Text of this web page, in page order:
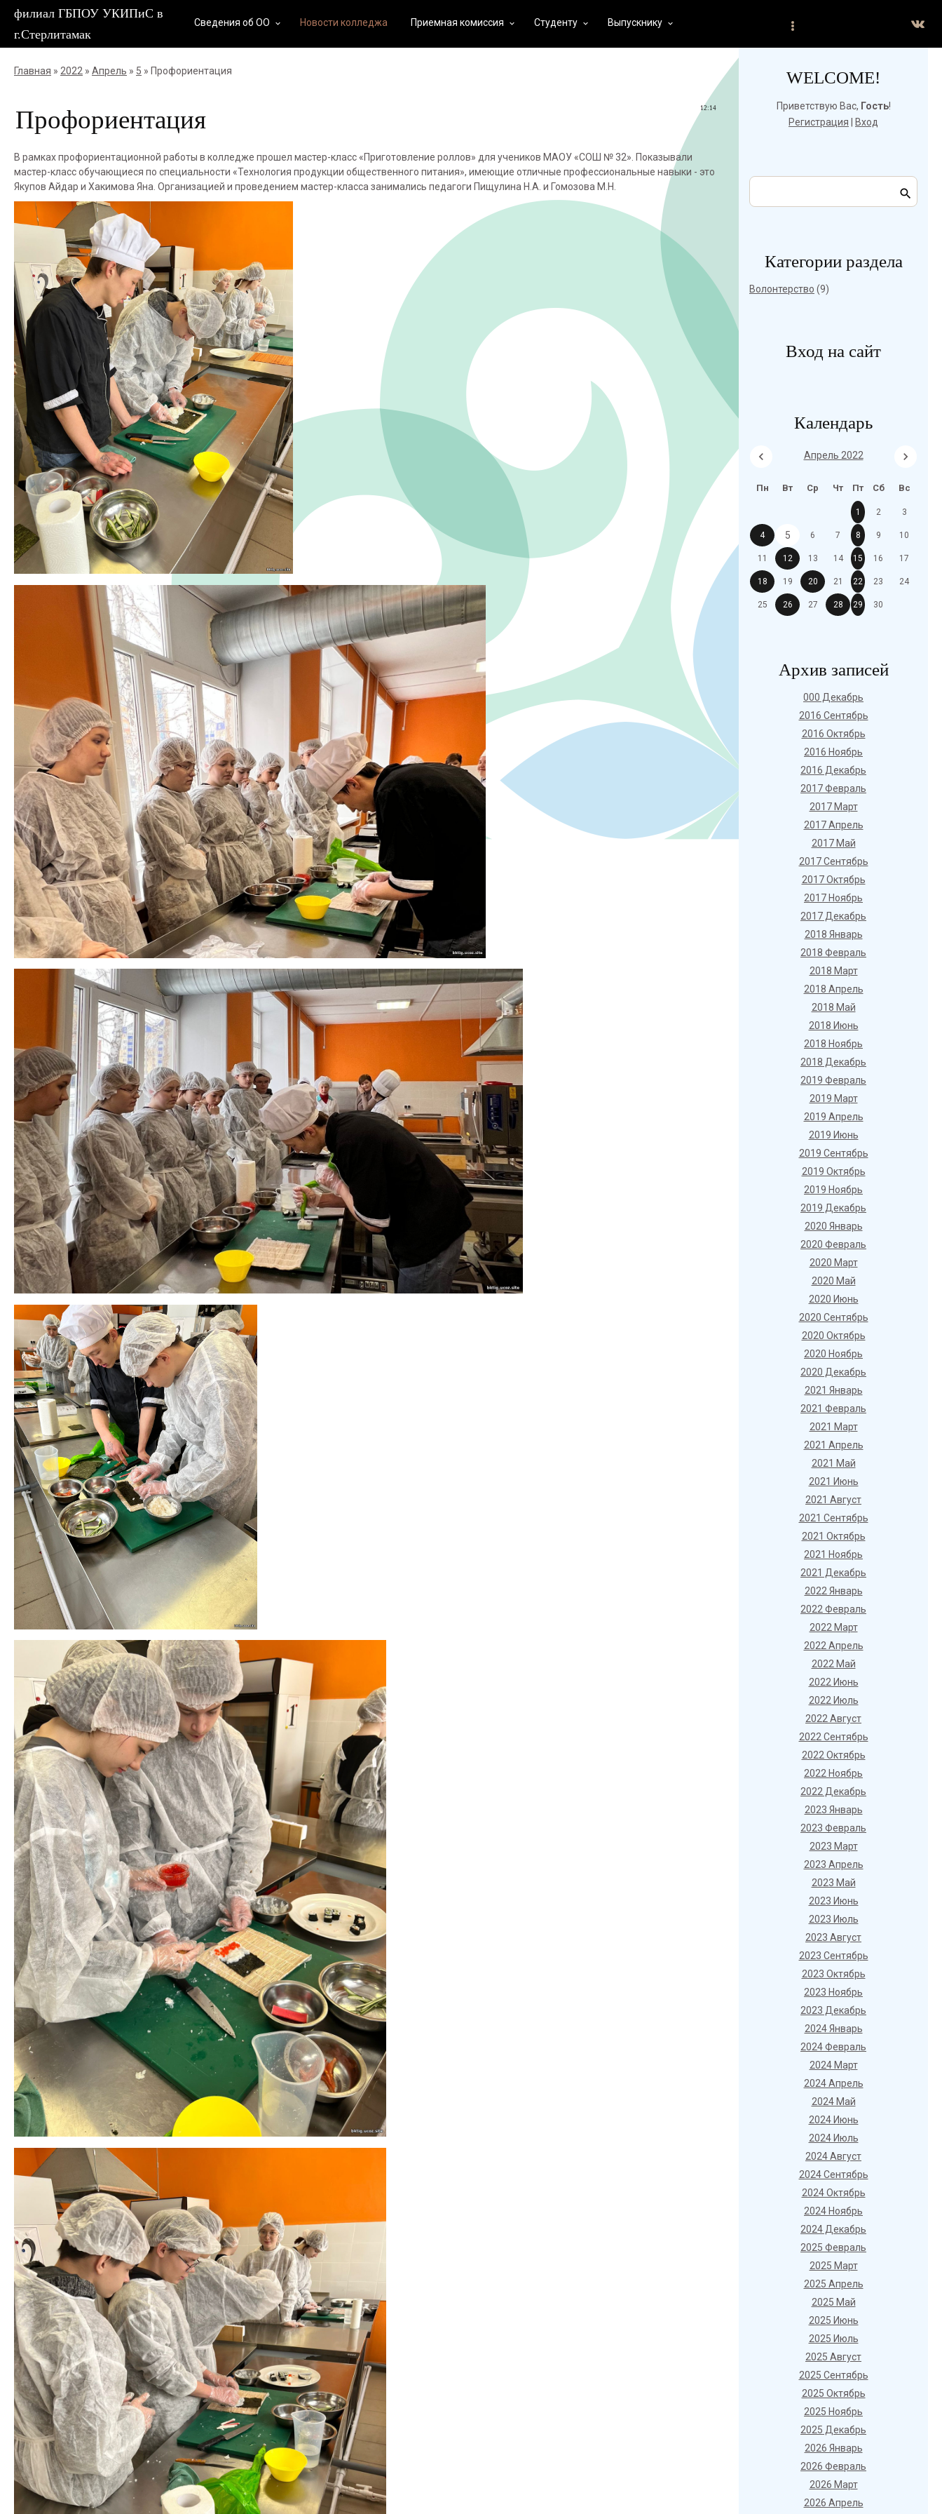
филиал ГБПОУ УКИПиС в
г.Стерлитамак
Сведения об ОО keyboard_arrow_down Новости колледжа Приемная комиссия keyboard_arrow_down Студенту keyboard_arrow_down Выпускнику keyboard_arrow_down
Главная » 2022 » Апрель » 5 » Профориентация
12:14
Профориентация
В рамках профориентационной работы в колледже прошел мастер-класс «Приготовление роллов» для учеников МАОУ «СОШ № 32». Показывали
мастер-класс обучающиеся по специальности «Технология продукции общественного питания», имеющие отличные профессиональные навыки - это
Якупов Айдар и Хакимова Яна. Организацией и проведением мастер-класса занимались педагоги Пищулина Н.А. и Гомозова М.Н.
WELCOME!
Приветствую Вас, Гость!
Регистрация
Вход
Категории раздела
Волонтерство (9)
Вход на сайт
Календарь
Апрель 2022
Пн Вт Ср Чт Пт Сб Вс
1 2 3
4 5 6 7 8 9 10
11 12 13 14 15 16 17
18 19 20 21 22 23 24
25 26 27 28 29 30
Архив записей
000 Декабрь
2016 Сентябрь
2016 Октябрь
2016 Ноябрь
2016 Декабрь
2017 Февраль
2017 Март
2017 Апрель
2017 Май
2017 Сентябрь
2017 Октябрь
2017 Ноябрь
2017 Декабрь
2018 Январь
2018 Февраль
2018 Март
2018 Апрель
2018 Май
2018 Июнь
2018 Ноябрь
2018 Декабрь
2019 Февраль
2019 Март
2019 Апрель
2019 Июнь
2019 Сентябрь
2019 Октябрь
2019 Ноябрь
2019 Декабрь
2020 Январь
2020 Февраль
2020 Март
2020 Май
2020 Июнь
2020 Сентябрь
2020 Октябрь
2020 Ноябрь
2020 Декабрь
2021 Январь
2021 Февраль
2021 Март
2021 Апрель
2021 Май
2021 Июнь
2021 Август
2021 Сентябрь
2021 Октябрь
2021 Ноябрь
2021 Декабрь
2022 Январь
2022 Февраль
2022 Март
2022 Апрель
2022 Май
2022 Июнь
2022 Июль
2022 Август
2022 Сентябрь
2022 Октябрь
2022 Ноябрь
2022 Декабрь
2023 Январь
2023 Февраль
2023 Март
2023 Апрель
2023 Май
2023 Июнь
2023 Июль
2023 Август
2023 Сентябрь
2023 Октябрь
2023 Ноябрь
2023 Декабрь
2024 Январь
2024 Февраль
2024 Март
2024 Апрель
2024 Май
2024 Июнь
2024 Июль
2024 Август
2024 Сентябрь
2024 Октябрь
2024 Ноябрь
2024 Декабрь
2025 Февраль
2025 Март
2025 Апрель
2025 Май
2025 Июнь
2025 Июль
2025 Август
2025 Сентябрь
2025 Октябрь
2025 Ноябрь
2025 Декабрь
2026 Январь
2026 Февраль
2026 Март
2026 Апрель